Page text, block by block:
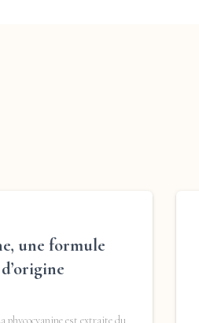
une formule
phycocyanine est extraite du